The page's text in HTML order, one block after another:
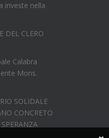
investe nella
DEL CLERO
Calabra
Mons.
SOLIDALE
CONCRETO